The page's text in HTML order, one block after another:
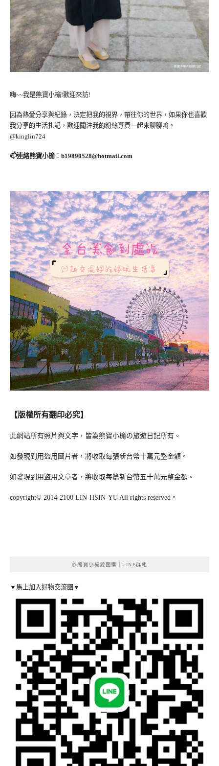
嗨~~我是熊寶小榆!歡迎來訪!
因為熱愛分享與紀錄，決定把我的視界，帶往你的世界，如果你也喜歡
我分享的生活扎記，歡迎關注我的粉絲專頁一起來聊聊唷。
@kinglin724
📫連絡熊寶小榆： b19890528@hotmail.com
【版權所有翻印必究】
此網站所有照片與文字，皆為熊寶小榆の旅遊日記所有。
如發現到用盜用圖片者，將收取每張新台幣十萬元整金額。
如發現到用盜用文章者，將收取每篇新台幣五十萬元整金額。
copyright© 2014-2100 LIN-HSIN-YU All rights reserved。
👍熊寶小榆愛團購｜LINE群組
▼馬上加入好物交流團▼